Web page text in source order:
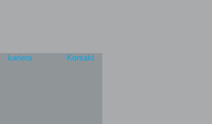
kariera Kontakt